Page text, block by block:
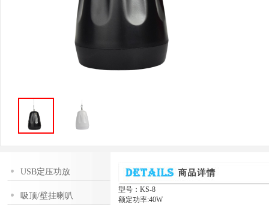
USB定压功放
吸顶/壁挂喇叭
型号：KS-8
额定功率:40W